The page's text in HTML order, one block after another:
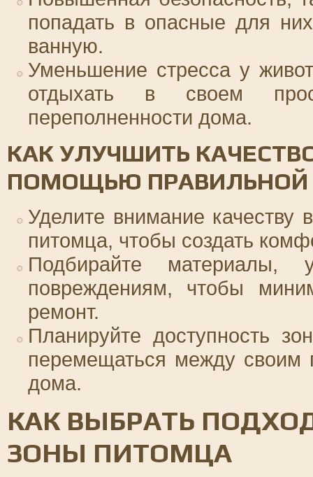
попадать в опасные для
ванную.
Уменьшение стресса у
отдыхать в своем
переполненности дома.
КАК УЛУЧШИТЬ
ПОМОЩЬЮ ПРАВИЛЬНОЙ
Уделите внимание
питомца, чтобы создать
Подбирайте материалы,
повреждениям, чтобы
ремонт.
Планируйте доступность
перемещаться между своим
дома.
КАК ВЫБРАТЬ
ЗОНЫ ПИТОМЦА